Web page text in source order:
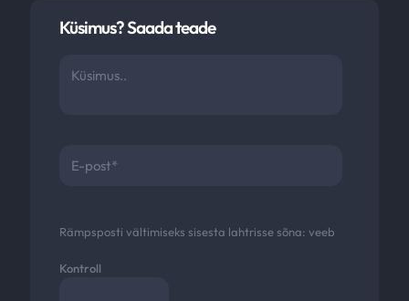
Küsimus? Saada teade
Rämpsposti vältimiseks sisesta lahtrisse sõna: veeb
Kontroll